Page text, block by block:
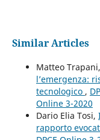
Similar Articles
Matteo Trapani,
l’emergenza:
tecnologico ,
Online 3-2020
Dario Elia Tosi,
rapporto